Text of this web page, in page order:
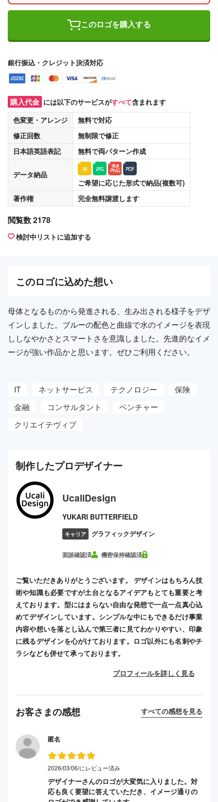
このロゴを購入する
銀行振込・クレジット決済対応
購入代金 には以下のサービスがすべて含まれます
色変更・アレンジ
無料で対応
修正回数
無制限で修正
日本語英語表記
無料で両パターン作成
データ納品
ご希望に応じた形式で納品(複数可)
著作権
完全無料譲渡します
閲覧数 2178
検討中リストに追加する
このロゴに込めた想い
母体となるものから発進される、生み出される様子をデザ
インしました。ブルーの配色と曲線で水のイメージを表現
ししなやかさとスマートさを意識しました。先進的なイメ
ージが強い作品かと思います。ぜひご利用ください。
IT ネットサービス テクノロジー
保険
金融
コンサルタント
ベンチャー
クリエイテヴィブ
制作したプロデザイナー
UcaliDesign
YUKARI BUTTERFIELD
キャリア グラフィックデザイン
面談確認済 機密保持確認済
ご覧いただきありがとうございます。 デザインはもちろん技
術や知識も必要ですが土台となるアイデアもとても重要と考
えております。型にはまらない自由な発想で一点一点真心込
めてデザインしています。シンプルな中にもできるだけ事業
内容や想いを落とし込んで第三者に見てわかりやすい、印象
に残るデザインを心がけております。ロゴ以外にも名刺やチ
ラシなども併せて承っております。
プロフィールを詳しく見る
お客さまの感想 すべての感想を見る
匿名
2026/03/06/にレビュー済み
デザイナーさんのロゴが大変気に入りました。対
応も良く要望に答えていただき、イメージ通りの